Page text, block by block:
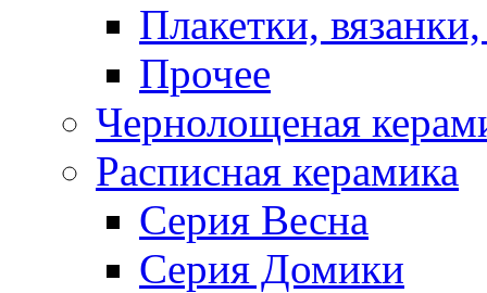
Плакетки,
Прочее
Чернолощеная
Расписная керамика
Серия Весна
Серия Домики